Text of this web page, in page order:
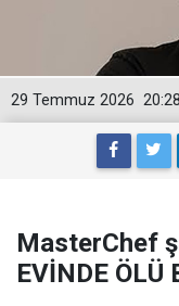
20:28
29 Temmuz 2026
MasterChef
EVİNDE ÖLÜ